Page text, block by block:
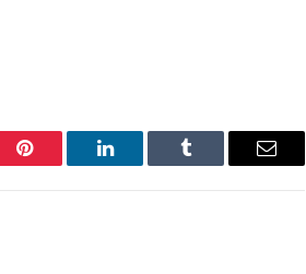
Pinterest LinkedIn Tumblr Email